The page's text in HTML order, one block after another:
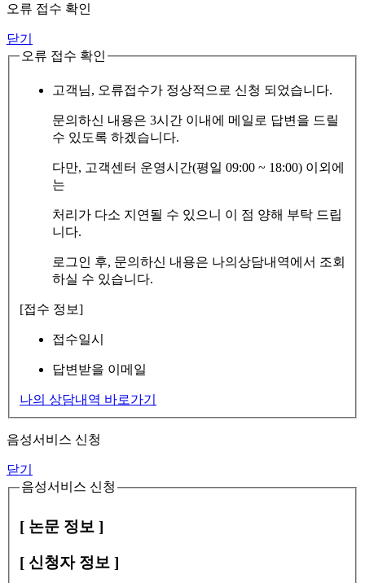
오류 접수 확인
닫기
오류 접수 확인
고객님, 오류접수가 정상적으로 신청 되었습니다.
문의하신 내용은 3시간 이내에 메일로 답변을 드릴
수 있도록 하겠습니다.
다만, 고객센터 운영시간(평일 09:00 ~ 18:00) 이외에
는
처리가 다소 지연될 수 있으니 이 점 양해 부탁 드립
니다.
로그인 후, 문의하신 내용은 나의상담내역에서 조회
하실 수 있습니다.
[접수 정보]
접수일시
답변받을 이메일
나의 상담내역 바로가기
음성서비스 신청
닫기
음성서비스 신청
[ 논문 정보 ]
[ 신청자 정보 ]